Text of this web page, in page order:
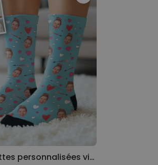
Chaussettes personnalisées visage motifs amour